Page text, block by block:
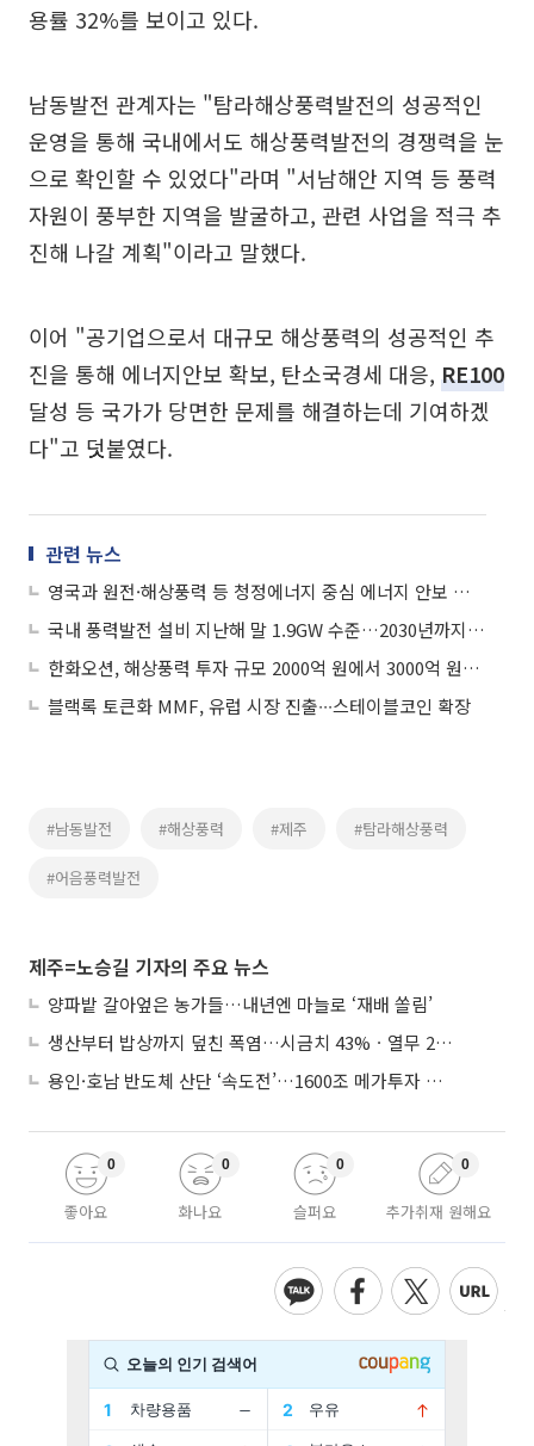
용률 32%를 보이고 있다.
남동발전 관계자는 "탐라해상풍력발전의 성공적인
운영을 통해 국내에서도 해상풍력발전의 경쟁력을 눈
으로 확인할 수 있었다"라며 "서남해안 지역 등 풍력
자원이 풍부한 지역을 발굴하고, 관련 사업을 적극 추
진해 나갈 계획"이라고 말했다.
이어 "공기업으로서 대규모 해상풍력의 성공적인 추
진을 통해 에너지안보 확보, 탄소국경세 대응, RE100
달성 등 국가가 당면한 문제를 해결하는데 기여하겠
다"고 덧붙였다.
관련 뉴스
영국과 원전·해상풍력 등 청정에너지 중심 에너지 안보 협력 강화
국내 풍력발전 설비 지난해 말 1.9GW 수준…2030년까지 10배로 키운다
한화오션, 해상풍력 투자 규모 2000억 원에서 3000억 원으로 증액
블랙록 토큰화 MMF, 유럽 시장 진출∙∙∙스테이블코인 확장
#남동발전 #해상풍력 #제주 #탐라해상풍력
#어음풍력발전
제주=노승길 기자의 주요 뉴스
양파밭 갈아엎은 농가들…내년엔 마늘로 ‘재배 쏠림’
생산부터 밥상까지 덮친 폭염…시금치 43%ㆍ열무 28% 급등
용인·호남 반도체 산단 ‘속도전’…1600조 메가투자 이행 총력
좋아요
0
화나요
0
슬퍼요
0
추가취재 원해요
0